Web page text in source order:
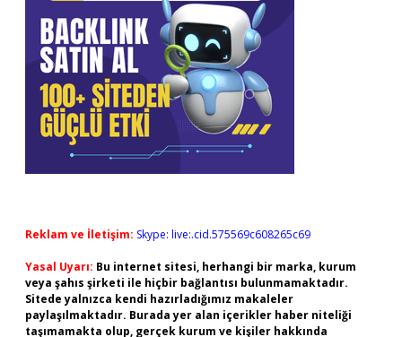
Reklam ve İletişim: Skype: live:.cid.575569c608265c69
Yasal Uyarı: Bu internet sitesi, herhangi bir marka, kurum
veya şahıs şirketi ile hiçbir bağlantısı bulunmamaktadır.
Sitede yalnızca kendi hazırladığımız makaleler
paylaşılmaktadır. Burada yer alan içerikler haber niteliği
taşımamakta olup, gerçek kurum ve kişiler hakkında